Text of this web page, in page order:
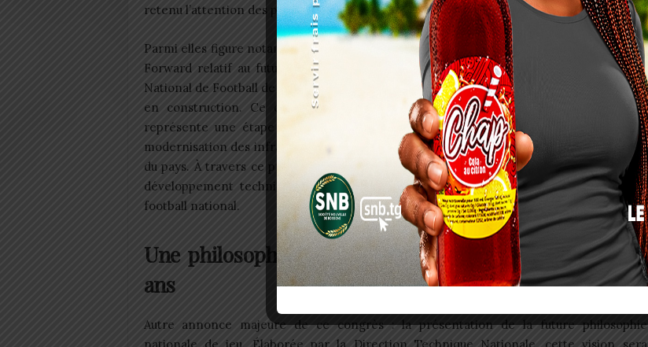
retenu l’attention des participants.
Parmi elles figure notamment le projet FIFA
Forward relatif au futur Centre Technique
National de Football de Gbavé, actuellement
en construction. Ce chantier stratégique
représente une étape importante dans la
modernisation des infrastructures sportives
du pays. À travers ce projet, la FTF ambitionne de doter le Togo d’un véritable pôle de
développement technique capable de renforcer la formation et la compétitivité du
football national.
Une philosophie nationale de jeu pour les jeunes dès 6
ans
Autre annonce majeure de ce congrès : la présentation de la future philosophie